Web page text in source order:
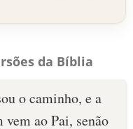
da Bíblia
o caminho, e a
ao Pai, senão